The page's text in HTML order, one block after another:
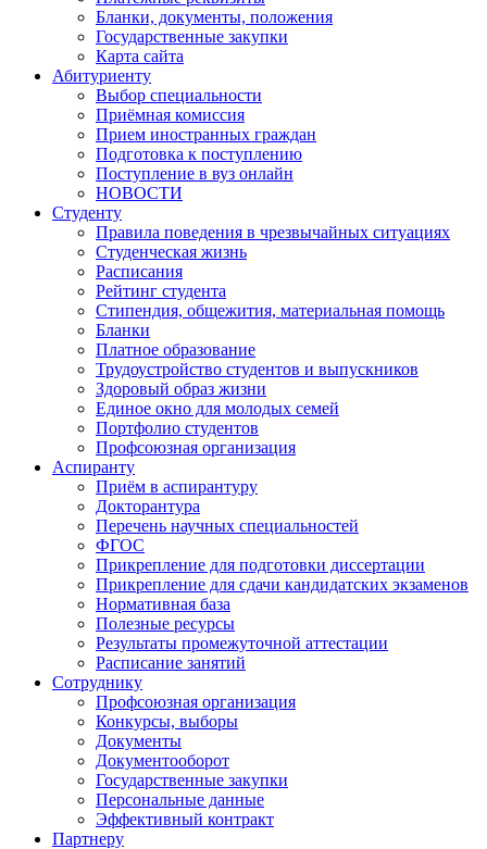
Бланки, документы, положения
Государственные закупки
Карта сайта
Абитуриенту
Выбор специальности
Приёмная комиссия
Прием иностранных граждан
Подготовка к поступлению
Поступление в вуз онлайн
НОВОСТИ
Студенту
Правила поведения в чрезвычайных ситуациях
Студенческая жизнь
Расписания
Рейтинг студента
Стипендия, общежития, материальная помощь
Бланки
Платное образование
Трудоустройство студентов и выпускников
Здоровый образ жизни
Единое окно для молодых семей
Портфолио студентов
Профсоюзная организация
Аспиранту
Приём в аспирантуру
Докторантура
Перечень научных специальностей
ФГОС
Прикрепление для подготовки диссертации
Прикрепление для сдачи кандидатских экзаменов
Нормативная база
Полезные ресурсы
Результаты промежуточной аттестации
Расписание занятий
Сотруднику
Профсоюзная организация
Конкурсы, выборы
Документы
Документооборот
Государственные закупки
Персональные данные
Эффективный контракт
Партнеру